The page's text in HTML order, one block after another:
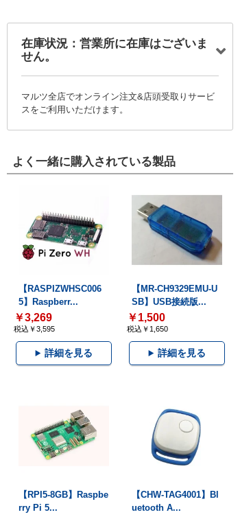
在庫状況：営業所に在庫はございま
せん。
マルツ全店でオンライン注文&店頭受取りサービ
スをご利用いただけます。
よく一緒に購入されている製品
【RASPIZWHSC006
5】Raspberr...
￥3,269
税込￥3,595
詳細を見る
【MR-CH9329EMU-U
SB】USB接続版...
￥1,500
税込￥1,650
詳細を見る
【RPI5-8GB】Raspbe
rry Pi 5...
【CHW-TAG4001】Bl
uetooth A...